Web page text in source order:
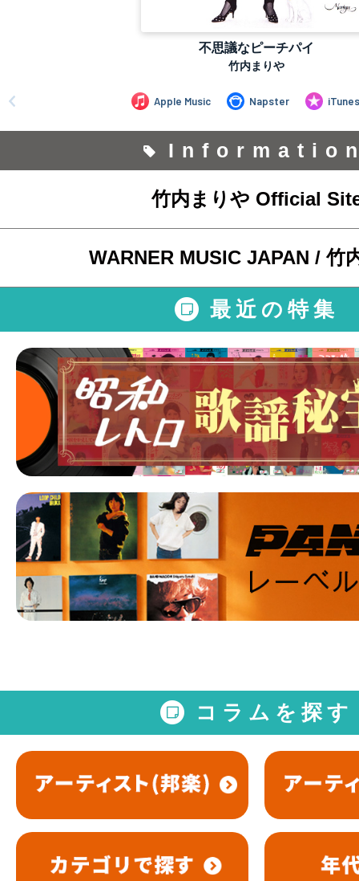
竹内まりや Official
WARNER MUSIC JAPAN / 竹
最近の特集
コラムを探す